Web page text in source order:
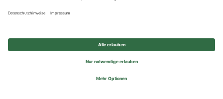
© 2026 REWE Group - All rights reserved